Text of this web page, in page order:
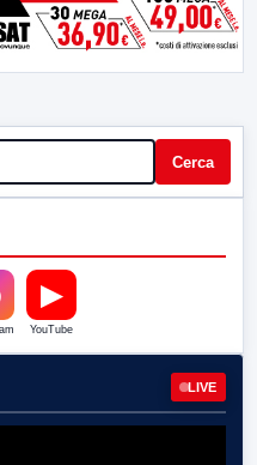
Cerca
▶
YouTube
LIVE